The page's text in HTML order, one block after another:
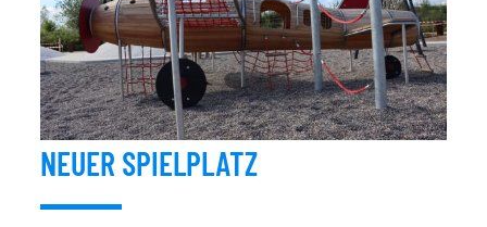
NEUER SPIELPLATZ